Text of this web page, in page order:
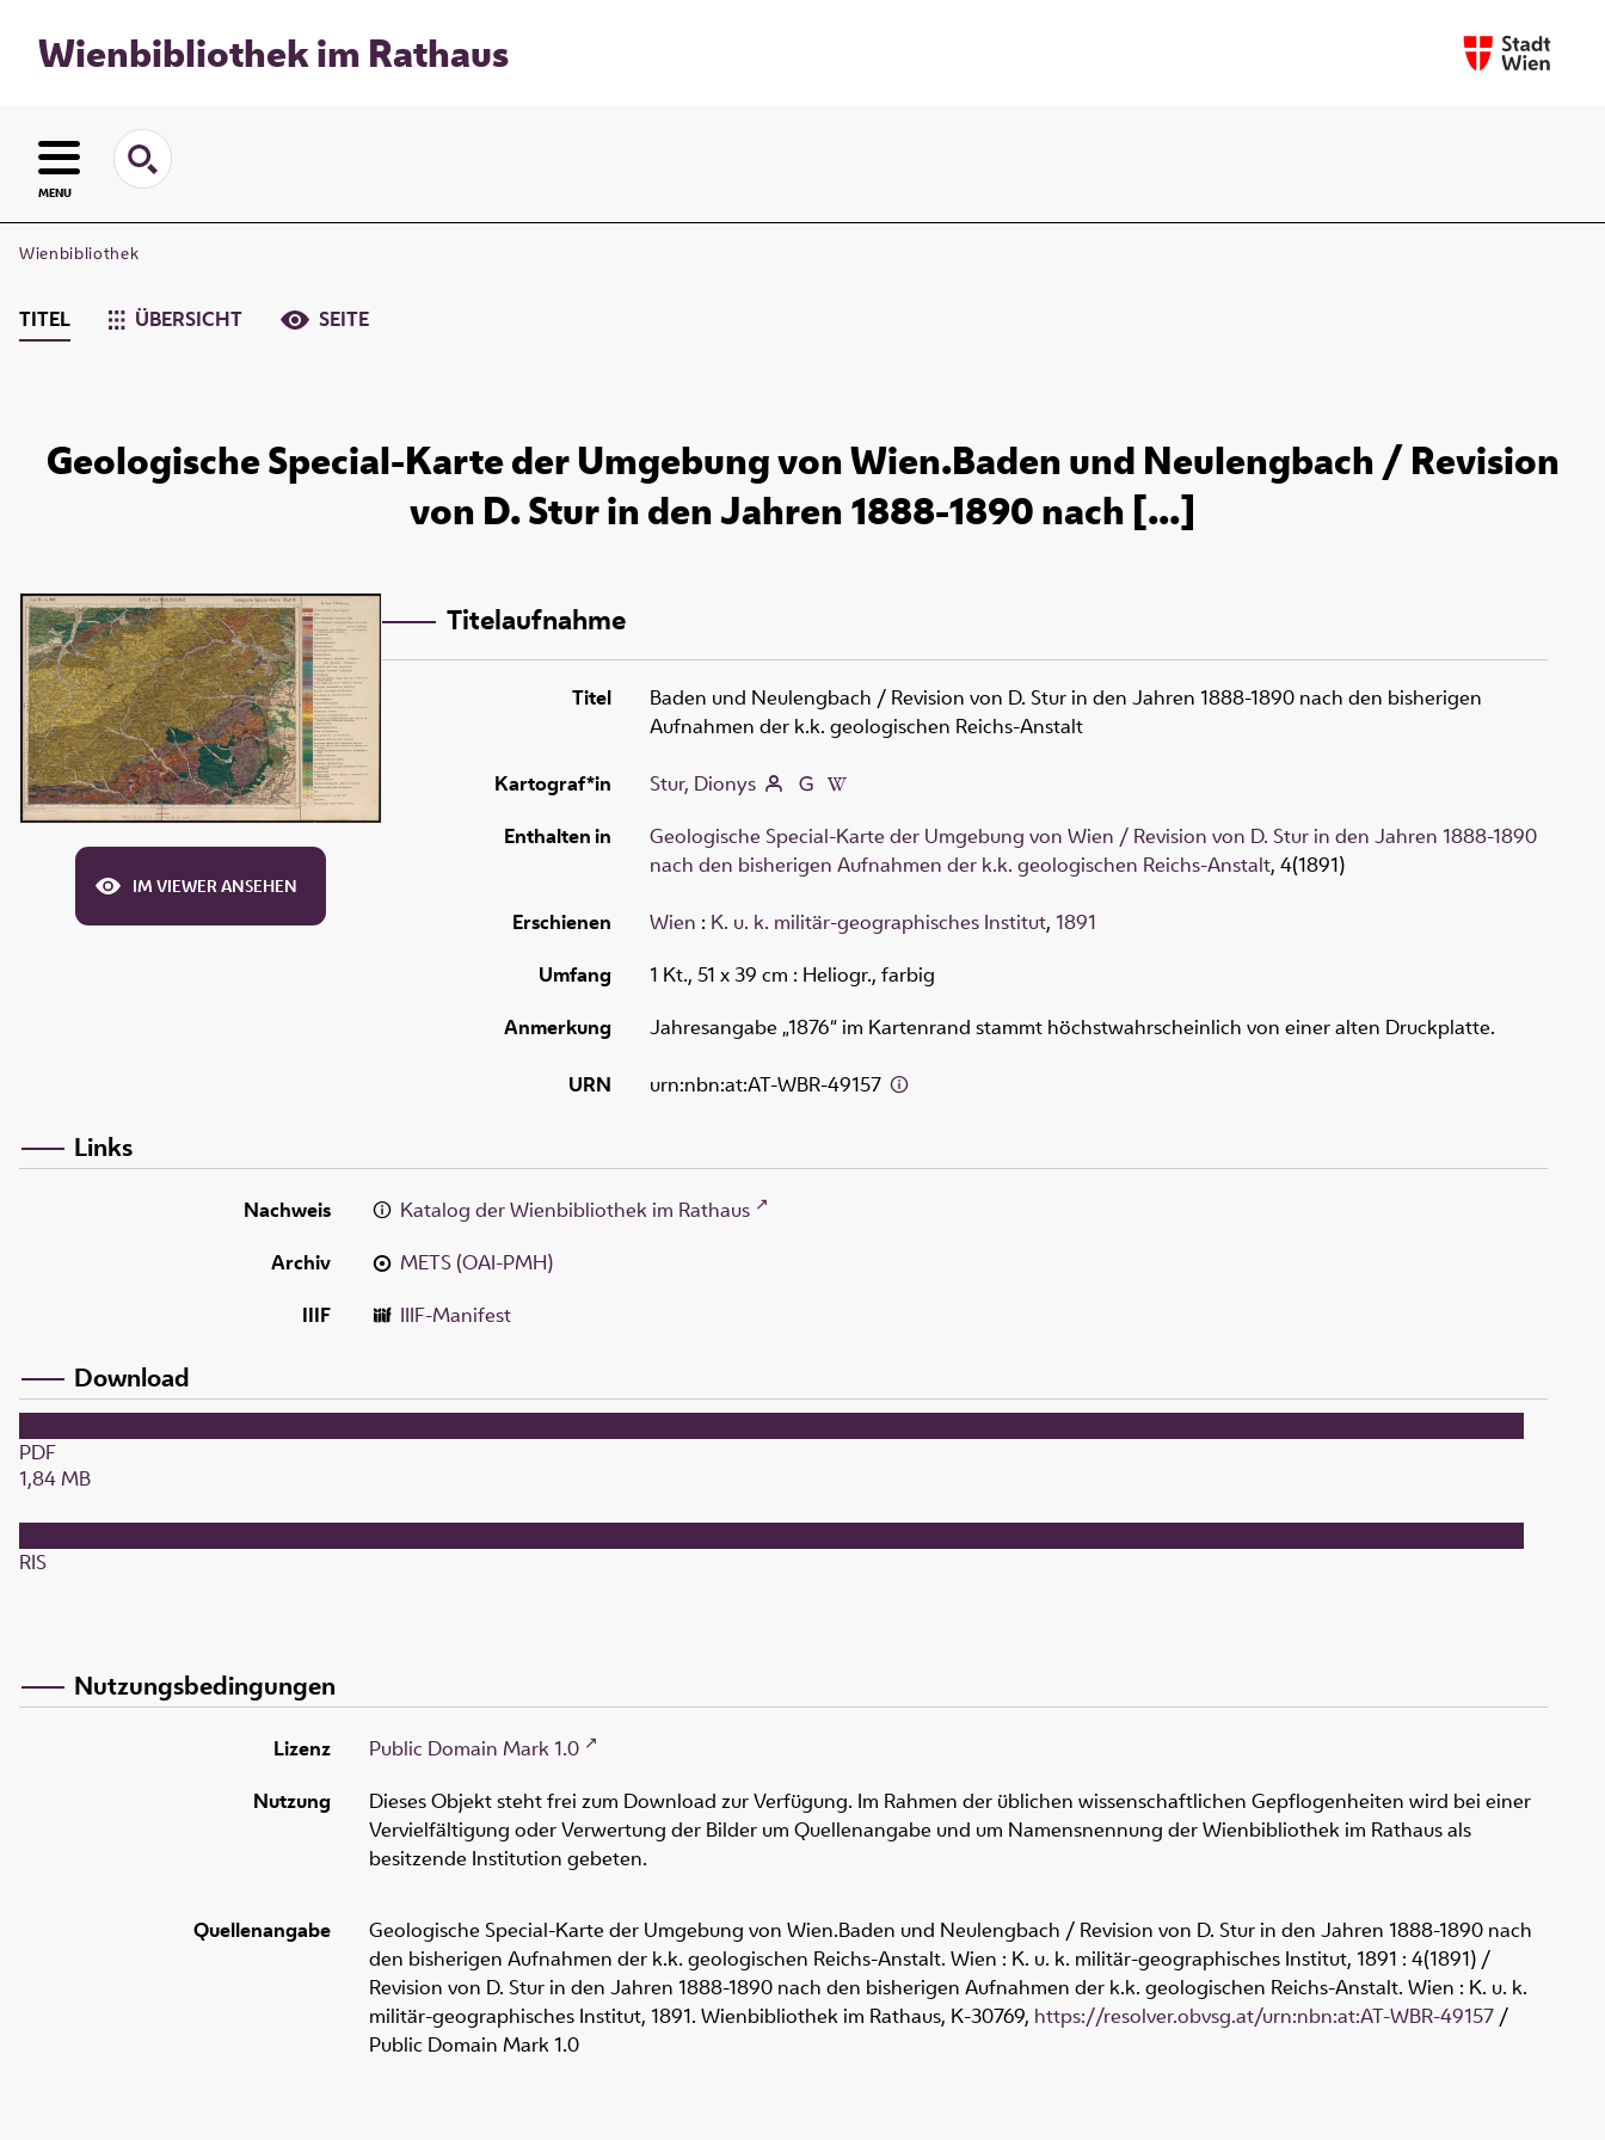
Wienbibliothek im Rathaus
MENU
Wienbibliothek
TITEL ÜBERSICHT SEITE
Geologische Special-Karte der Umgebung von Wien.Baden und Neulengbach / Revision
von D. Stur in den Jahren 1888-1890 nach [...]
IM VIEWER ANSEHEN
Titelaufnahme
Titel Baden und Neulengbach / Revision von D. Stur in den Jahren 1888-1890 nach den bisherigen
Aufnahmen der k.k. geologischen Reichs-Anstalt
Kartograf*in
Stur, Dionys
Enthalten in
Geologische Special-Karte der Umgebung von Wien / Revision von D. Stur in den Jahren 1888-1890
nach den bisherigen Aufnahmen der k.k. geologischen Reichs-Anstalt, 4(1891)
Erschienen Wien : K. u. k. militär-geographisches Institut, 1891
Umfang
1 Kt., 51 x 39 cm : Heliogr., farbig
Anmerkung
Jahresangabe „1876“ im Kartenrand stammt höchstwahrscheinlich von einer alten Druckplatte.
URN urn:nbn:at:AT-WBR-49157
Links
Nachweis
Katalog der Wienbibliothek im Rathaus
Archiv
METS (OAI-PMH)
IIIF
IIIF-Manifest
Download
PDF
1,84 MB
RIS
Nutzungsbedingungen
Lizenz
Public Domain Mark 1.0
Nutzung
Dieses Objekt steht frei zum Download zur Verfügung. Im Rahmen der üblichen wissenschaftlichen Gepflogenheiten wird bei einer
Vervielfältigung oder Verwertung der Bilder um Quellenangabe und um Namensnennung der Wienbibliothek im Rathaus als
besitzende Institution gebeten.
Quellenangabe Geologische Special-Karte der Umgebung von Wien.Baden und Neulengbach / Revision von D. Stur in den Jahren 1888-1890 nach
den bisherigen Aufnahmen der k.k. geologischen Reichs-Anstalt. Wien : K. u. k. militär-geographisches Institut, 1891 : 4(1891) /
Revision von D. Stur in den Jahren 1888-1890 nach den bisherigen Aufnahmen der k.k. geologischen Reichs-Anstalt. Wien : K. u. k.
militär-geographisches Institut, 1891. Wienbibliothek im Rathaus, K-30769, https://resolver.obvsg.at/urn:nbn:at:AT-WBR-49157 /
Public Domain Mark 1.0